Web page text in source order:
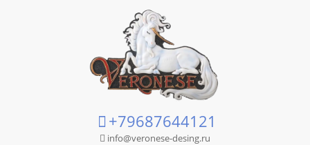
+79687644121
info@veronese-desing.ru